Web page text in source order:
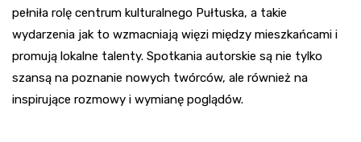
pełniła rolę centrum kulturalnego Pułtuska, a takie
wydarzenia jak to wzmacniają więzi między mieszkańcami i
promują lokalne talenty. Spotkania autorskie są nie tylko
szansą na poznanie nowych twórców, ale również na
inspirujące rozmowy i wymianę poglądów.